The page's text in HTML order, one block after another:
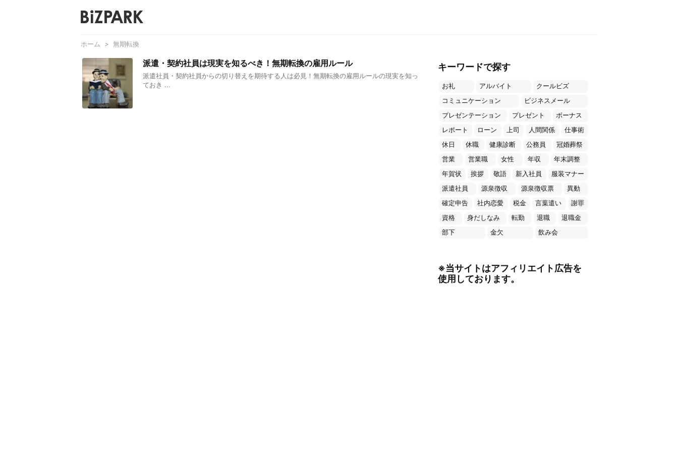
ホーム > 無期転換
派遣・契約社員は現実を知るべき！無期転換の雇用ルール
派遣社員・契約社員からの切り替えを期待する人は必見！無期転換の雇用ルールの現実を知っ
ておき ...
キーワードで探す
お礼 アルバイト
クールビズ
コミュニケーション
ビジネスメール
プレゼンテーション
プレゼント
ボーナス
レポート
ローン 上司 人間関係
仕事術
休日
休職 健康診断 公務員
冠婚葬祭
営業
営業職 女性 年収
年末調整
年賀状
挨拶 敬語 新入社員
服装マナー
派遣社員
源泉徴収 源泉徴収票
異動
確定申告
社内恋愛 税金 言葉遣い
謝罪
資格
身だしなみ 転勤 退職
退職金
部下
金欠 飲み会
※当サイトはアフィリエイト広告を
使用しております。